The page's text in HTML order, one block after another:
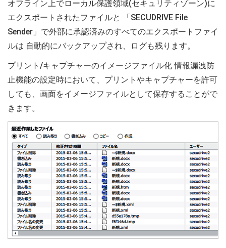
オフライン上でローカル保護領域(セキュリティゾーン)に
エクスポートされたファイルと 「SECUDRIVE File
Sender」で外部に承認済みのすべてのエクスポートファイ
ルは 自動的にバックアップされ、ログも残ります。
プリント/キャプチャーのイメージファイル化 情報漏洩防
止機能の設定時において、プリントやキャプチャーを許可
しても、画面をイメージファイルとして保存することがで
きます。